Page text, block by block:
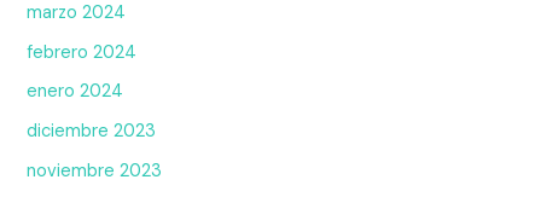
marzo 2024
febrero 2024
enero 2024
diciembre 2023
noviembre 2023